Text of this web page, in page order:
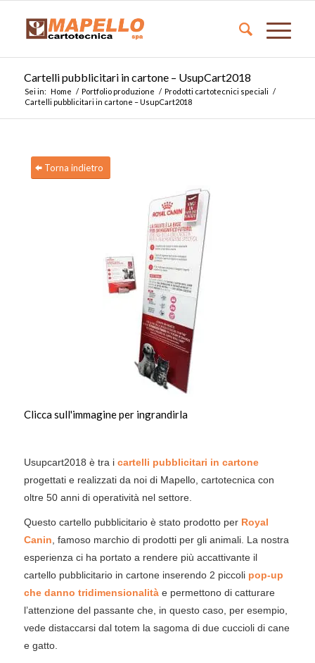
Cartelli pubblicitari in cartone – UsupCart2018
Sei in: Home / Portfolio produzione / Prodotti cartotecnici speciali /
Cartelli pubblicitari in cartone – UsupCart2018
Torna indietro
Clicca sull'immagine per ingrandirla
Usupcart2018 è tra i cartelli pubblicitari in cartone
progettati e realizzati da noi di Mapello, cartotecnica con
oltre 50 anni di operatività nel settore.
Questo cartello pubblicitario è stato prodotto per Royal
Canin , famoso marchio di prodotti per gli animali. La nostra
esperienza ci ha portato a rendere più accattivante il
cartello pubblicitario in cartone inserendo 2 piccoli pop-up
che danno tridimensionalitàe permettono di catturare
l’attenzione del passante che, in questo caso, per esempio,
vede distaccarsi dal totem la sagoma di due cuccioli di cane
e gatto.